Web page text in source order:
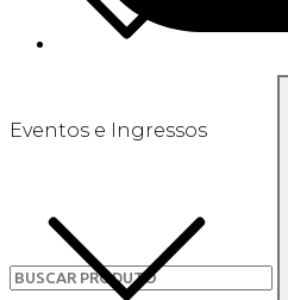
Eventos e Ingressos